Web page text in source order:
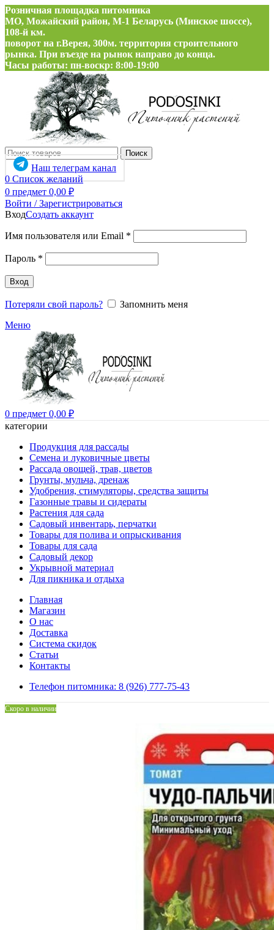
Розничная площадка питомника
МО, Можайский район, М-1 Беларусь (Минское шоссе),
108-й км.
поворот на г.Верея, 300м. территория строительного
рынка. При въезде на рынок направо до конца.
Часы работы: пн-воскр: 8:00-19:00
Поиск
Наш телеграм канал
0 Список желаний
0 предмет 0,00 ₽
Войти / Зарегистрироваться
ВходСоздать аккаунт
Имя пользователя или Email *
Пароль *
Вход
Потеряли свой пароль?
Запомнить меня
Меню
0 предмет 0,00 ₽
категории
Продукция для рассады
Семена и луковичные цветы
Рассада овощей, трав, цветов
Грунты, мульча, дренаж
Удобрения, стимуляторы, средства защиты
Газонные травы и сидераты
Растения для сада
Садовый инвентарь, перчатки
Товары для полива и опрыскивания
Товары для сада
Садовый декор
Укрывной материал
Для пикника и отдыха
Главная
Магазин
О нас
Доставка
Система скидок
Статьи
Контакты
Телефон питомника: 8 (926) 777-75-43
Скоро в наличии